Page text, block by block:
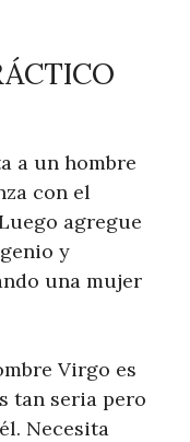
a un hombre
con el
agregue
y
una mujer
Virgo es
tan seria pero
Necesita